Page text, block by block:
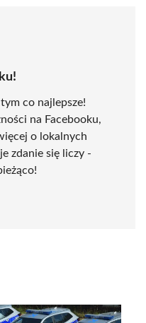
co najlepsze!
na Facebooku,
o lokalnych
zdanie się liczy -